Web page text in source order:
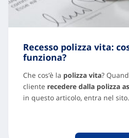
Recesso polizza vita:
funziona?
Che cos’è la polizza vita?
cliente recedere dalla polizza
in questo articolo, entra nel sito.